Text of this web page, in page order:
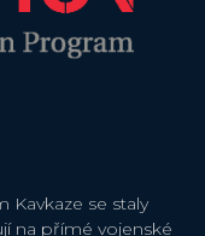
Kavkaze se staly
na přímé vojenské